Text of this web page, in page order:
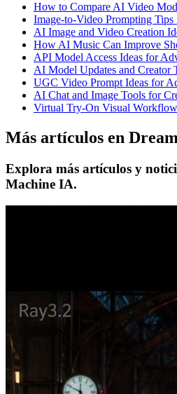
How to Compare AI Video
Image-to-Video Prompting
AI Image and Video Creation
How AI Music Can Improve
API Model Access Ideas for
AI Model Updates and Creator
UGC Video Prompt Ideas for
AI Chat and Image Tools for
Virtual Try-On Visual
Más artículos en
Explora más artículos y
Machine IA.